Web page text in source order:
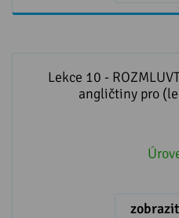
pro (lepší)
Lekce 10 -
angličtiny pro